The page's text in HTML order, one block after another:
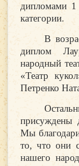
дипломами 1
категории.
В
диплом
народный
«Театр
Петренко
присуждены
Мы
то, что они
нашего